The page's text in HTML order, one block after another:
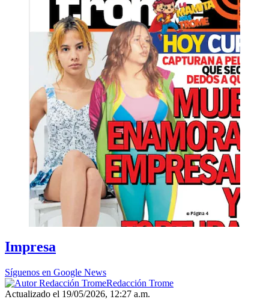
Impresa
Síguenos en Google News
Redacción Trome
Actualizado el 19/05/2026, 12:27 a.m.